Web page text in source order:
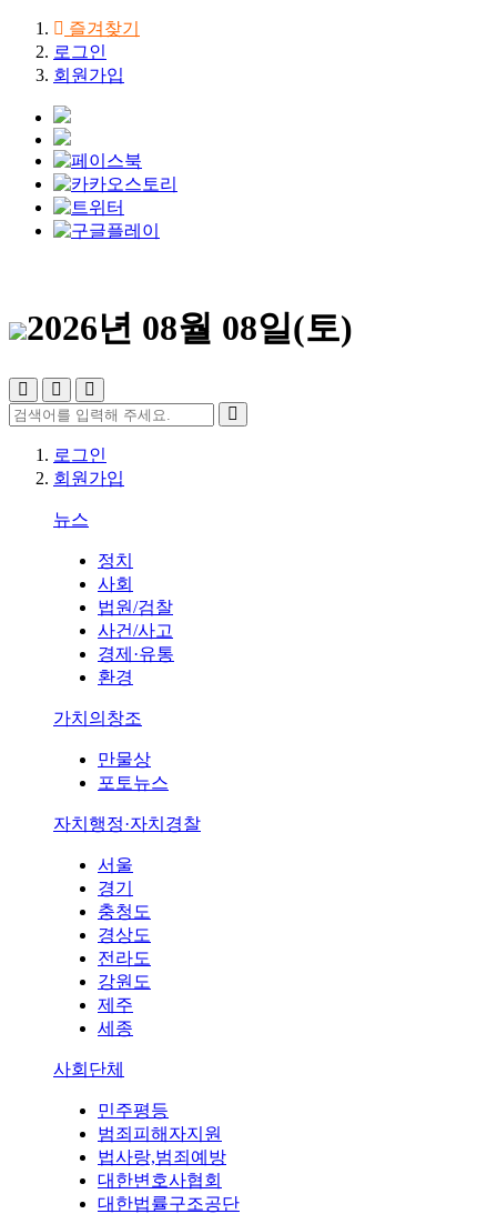
즐겨찾기
로그인
회원가입
2026년 08월 08일(토)
로그인
회원가입
뉴스
정치
사회
법원/검찰
사건/사고
경제·유통
환경
가치의창조
만물상
포토뉴스
자치행정·자치경찰
서울
경기
충청도
경상도
전라도
강원도
제주
세종
사회단체
민주평등
범죄피해자지원
법사랑,범죄예방
대한변호사협회
대한법률구조공단